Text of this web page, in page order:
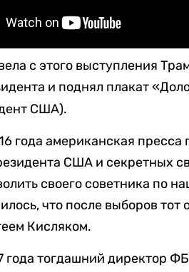
с этого выступления
и поднял плакат
США).
года американская
США и секретных
своего советника по
что после выборов
Кисляком.
года тогдашний директор